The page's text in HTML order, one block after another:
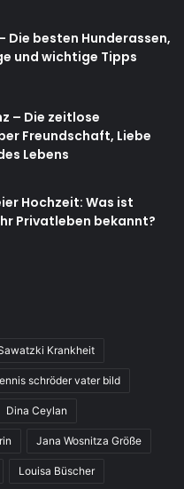
Die besten Hunderassen,
und wichtige Tipps
– Die zeitlose
Freundschaft, Liebe
Lebens
Hochzeit: Was ist
Privatleben bekannt?
Krankheit
schröder vater bild
Dina Ceylan
Jana Wosnitza Größe
Louisa Büscher